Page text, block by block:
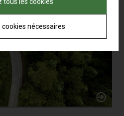
nécessaires